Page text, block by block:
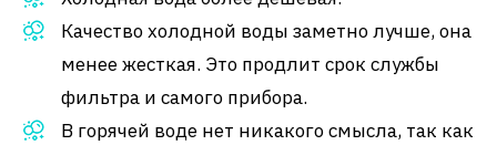
Качество холодной воды заметно лучше, она
менее жесткая. Это продлит срок службы
фильтра и самого прибора.
В горячей воде нет никакого смысла, так как